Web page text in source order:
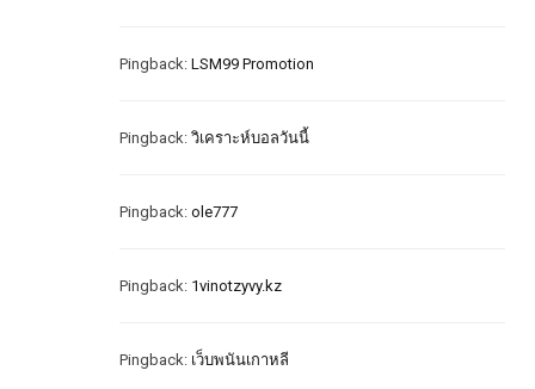
Pingback: LSM99 Promotion
Pingback: วิเคราะห์บอลวันนี้
Pingback: ole777
Pingback: 1vinotzyvy.kz
Pingback: เว็บพนันเกาหลี